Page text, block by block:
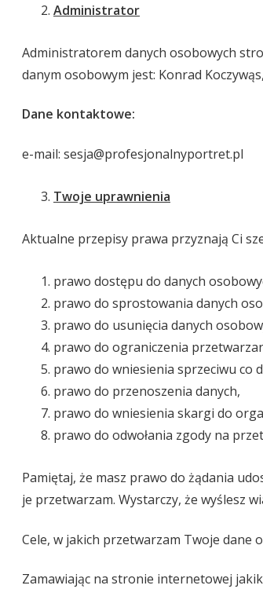
Administrator
Administratorem danych osobowych
danym osobowym jest: Konrad
Dane kontaktowe:
e-mail: sesja@profesjonalnyportret.pl
Twoje uprawnienia
Aktualne przepisy prawa przyznają Ci
prawo dostępu do danych
prawo do sprostowania danych
prawo do usunięcia danych
prawo do ograniczenia
prawo do wniesienia sprzeciwu co
prawo do przenoszenia danych,
prawo do wniesienia skargi do
prawo do odwołania zgody na
Pamiętaj, że masz prawo do żądania
je przetwarzam. Wystarczy, że wyślesz
Cele, w jakich przetwarzam Twoje dane
Zamawiając na stronie internetowej